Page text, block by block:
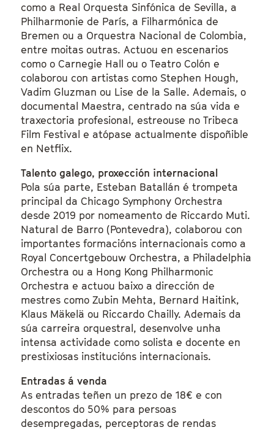
como a Real Orquesta Sinfónica de Sevilla, a
Philharmonie de París, a Filharmónica de
Bremen ou a Orquestra Nacional de Colombia,
entre moitas outras. Actuou en escenarios
como o Carnegie Hall ou o Teatro Colón e
colaborou con artistas como Stephen Hough,
Vadim Gluzman ou Lise de la Salle. Ademais, o
documental Maestra, centrado na súa vida e
traxectoria profesional, estreouse no Tribeca
Film Festival e atópase actualmente dispoñible
en Netflix.
Talento galego, proxección internacional
Pola súa parte, Esteban Batallán é trompeta
principal da Chicago Symphony Orchestra
desde 2019 por nomeamento de Riccardo Muti.
Natural de Barro (Pontevedra), colaborou con
importantes formacións internacionais como a
Royal Concertgebouw Orchestra, a Philadelphia
Orchestra ou a Hong Kong Philharmonic
Orchestra e actuou baixo a dirección de
mestres como Zubin Mehta, Bernard Haitink,
Klaus Mäkelä ou Riccardo Chailly. Ademais da
súa carreira orquestral, desenvolve unha
intensa actividade como solista e docente en
prestixiosas institucións internacionais.
Entradas á venda
As entradas teñen un prezo de 18€ e con
descontos do 50% para persoas
desempregadas, perceptoras de rendas